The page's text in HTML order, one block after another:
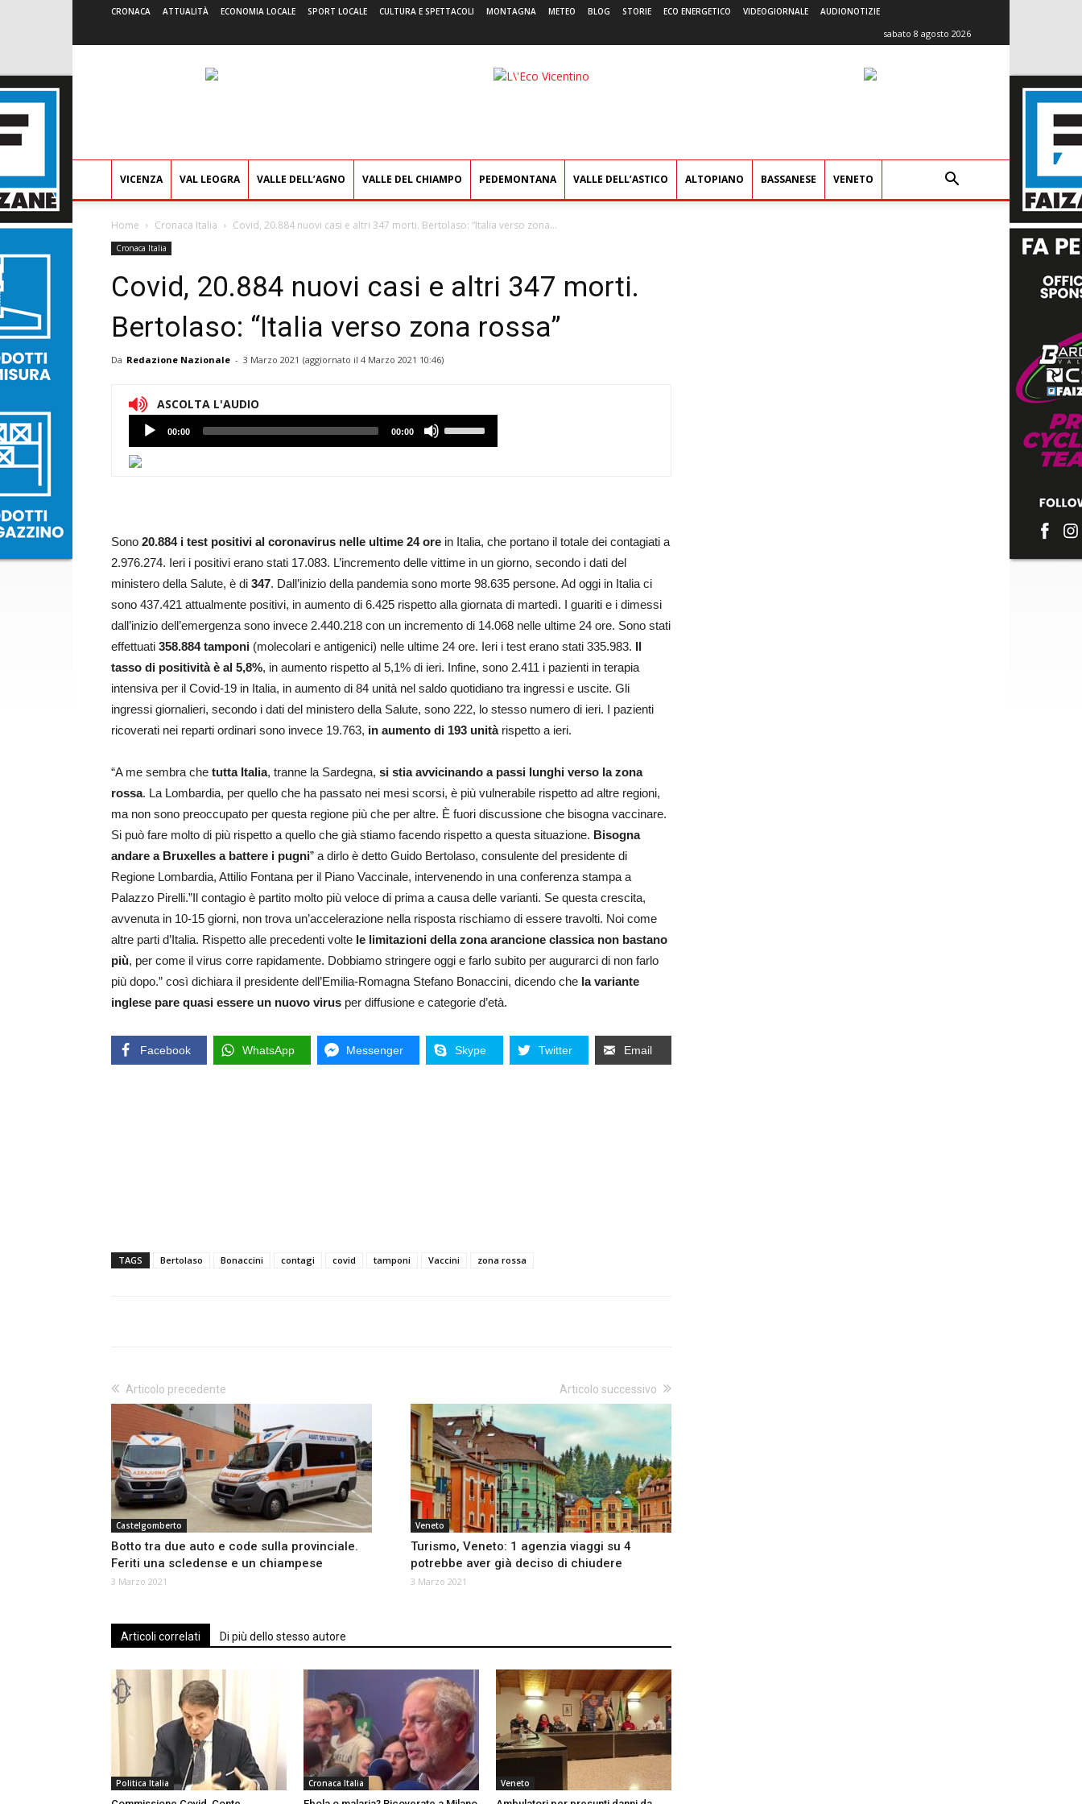
CRONACA ATTUALITÀ ECONOMIA LOCALE SPORT LOCALE CULTURA E SPETTACOLI MONTAGNA METEO BLOG STORIE ECO ENERGETICO VIDEOGIORNALE AUDIONOTIZIE
sabato 8 agosto 2026
L'Eco
VICENZA VAL LEOGRA VALLE DELL’AGNO VALLE DEL CHIAMPO PEDEMONTANA VALLE DELL’ASTICO ALTOPIANO BASSANESE VENETO
Home Cronaca Italia Covid, 20.884 nuovi casi e altri 347 morti. Bertolaso: “Italia verso zona...
Cronaca Italia
Covid, 20.884 nuovi casi e altri 347 morti.
Bertolaso: “Italia verso zona rossa”
Da Redazione Nazionale - 3 Marzo 2021 (aggiornato il 4 Marzo 2021 10:46)
ASCOLTA L'AUDIO
Lettore
Audio
00:00 00:00
Utilizzare
i
aumentare
o
diminuire
il
volume.
Sono 20.884 i test positivi al coronavirus nelle ultime 24 ore in Italia, che portano il totale dei contagiati a
2.976.274. Ieri i positivi erano stati 17.083. L’incremento delle vittime in un giorno, secondo i dati del
ministero della Salute, è di 347. Dall’inizio della pandemia sono morte 98.635 persone. Ad oggi in Italia ci
sono 437.421 attualmente positivi, in aumento di 6.425 rispetto alla giornata di martedì. I guariti e i dimessi
dall’inizio dell’emergenza sono invece 2.440.218 con un incremento di 14.068 nelle ultime 24 ore. Sono stati
effettuati 358.884 tamponi (molecolari e antigenici) nelle ultime 24 ore. Ieri i test erano stati 335.983. Il
tasso di positività è al 5,8%, in aumento rispetto al 5,1% di ieri. Infine, sono 2.411 i pazienti in terapia
intensiva per il Covid-19 in Italia, in aumento di 84 unità nel saldo quotidiano tra ingressi e uscite. Gli
ingressi giornalieri, secondo i dati del ministero della Salute, sono 222, lo stesso numero di ieri. I pazienti
ricoverati nei reparti ordinari sono invece 19.763, in aumento di 193 unitàrispetto a ieri.
“A me sembra che tutta Italia, tranne la Sardegna, si stia avvicinando a passi lunghi verso la zona
rossa. La Lombardia, per quello che ha passato nei mesi scorsi, è più vulnerabile rispetto ad altre regioni,
ma non sono preoccupato per questa regione più che per altre. È fuori discussione che bisogna vaccinare.
Si può fare molto di più rispetto a quello che già stiamo facendo rispetto a questa situazione. Bisogna
andare a Bruxelles a battere i pugni” a dirlo è detto Guido Bertolaso, consulente del presidente di
Regione Lombardia, Attilio Fontana per il Piano Vaccinale, intervenendo in una conferenza stampa a
Palazzo Pirelli.”Il contagio è partito molto più veloce di prima a causa delle varianti. Se questa crescita,
avvenuta in 10-15 giorni, non trova un’accelerazione nella risposta rischiamo di essere travolti. Noi come
altre parti d’Italia. Rispetto alle precedenti volte le limitazioni della zona arancione classica non bastano
più, per come il virus corre rapidamente. Dobbiamo stringere oggi e farlo subito per augurarci di non farlo
più dopo.” così dichiara il presidente dell’Emilia-Romagna Stefano Bonaccini, dicendo che la variante
inglese pare quasi essere un nuovo virus per diffusione e categorie d’età.
Facebook WhatsApp Messenger Skype Twitter Email
TAGS Bertolaso Bonaccini contagi covid tamponi Vaccini zona rossa
Articolo precedente
Castelgomberto
Botto tra due auto e code sulla provinciale.
Feriti una scledense e un chiampese
3 Marzo 2021
Articolo successivo
Veneto
Turismo, Veneto: 1 agenzia viaggi su 4
potrebbe aver già deciso di chiudere
3 Marzo 2021
Articoli correlati Di più dello stesso autore
Politica Italia Cronaca Italia Veneto